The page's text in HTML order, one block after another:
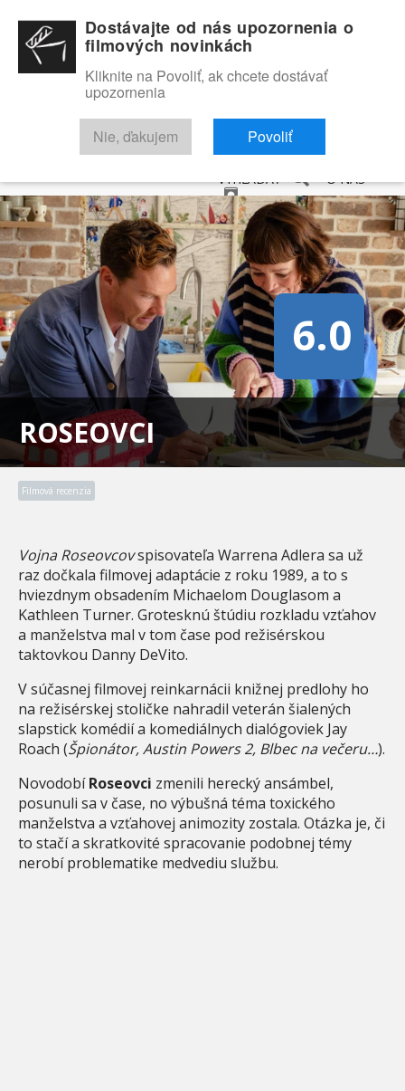
RECENZIE TRAILERY FILMOVÁ DATABÁZA
VYHĽADAŤ O NÁS
ROSEOVCI
6.0
Filmová recenzia
Vojna Roseovcovspisovateľa Warrena Adlera sa už
raz dočkala filmovej adaptácie z roku 1989, a to s
hviezdnym obsadením Michaelom Douglasom a
Kathleen Turner. Grotesknú štúdiu rozkladu vzťahov
a manželstva mal v tom čase pod režisérskou
taktovkou Danny DeVito.
V súčasnej filmovej reinkarnácii knižnej predlohy ho
na režisérskej stoličke nahradil veterán šialených
slapstick komédií a komediálnych dialógoviek Jay
Roach (Špionátor, Austin Powers 2, Blbec na večeru…).
NovodobíRoseovci zmenili herecký ansámbel,
posunuli sa v čase, no výbušná téma toxického
manželstva a vzťahovej animozity zostala. Otázka je, či
to stačí a skratkovité spracovanie podobnej témy
nerobí problematike medvediu službu.
Dostávajte od nás upozornenia o
filmových novinkách
Kliknite na Povoliť, ak chcete dostávať
upozornenia
Nie, ďakujem Povoliť